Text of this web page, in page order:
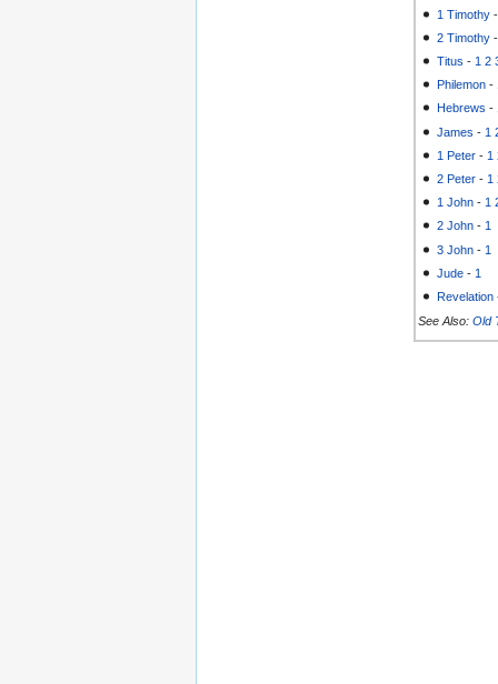
1 Timothy
2 Timothy
Titus - 1 2
Philemon -
Hebrews -
James - 1
1 Peter - 1
2 Peter - 1
1 John - 1
2 John -1
3 John - 1
Jude - 1
Revelation
See Also: Old